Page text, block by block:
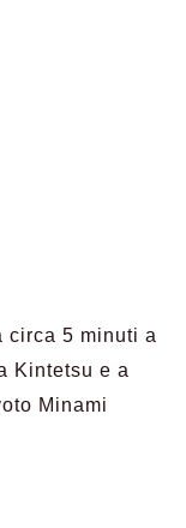
circa 5 minuti a
Kintetsu e a
Minami